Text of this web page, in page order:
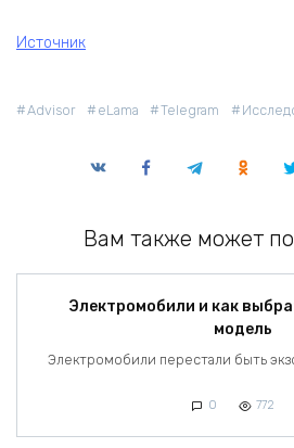
Источник
Advisor eLama Telegram
Вам также может
Электромобили и как
модель
Электромобили перестали быть
0 772